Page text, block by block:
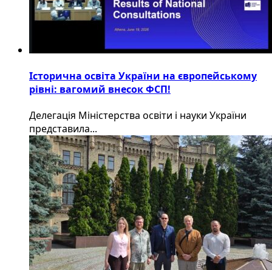
Історична освіта України на європейському
рівні: вагомий внесок ФСП!
Делегація Міністерства освіти і науки України
представила...